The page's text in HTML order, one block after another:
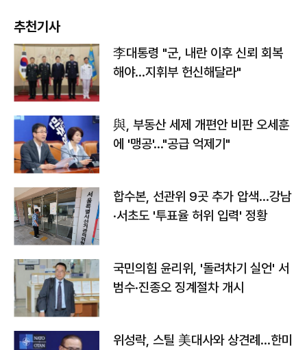
추천기사
李대통령 "군, 내란 이후 신뢰 회복
해야…지휘부 헌신해달라"
與, 부동산 세제 개편안 비판 오세훈
에 '맹공'…"공급 억제기"
합수본, 선관위 9곳 추가 압색…강남
·서초도 '투표율 허위 입력' 정황
국민의힘 윤리위, '돌려차기 실언' 서
범수·진종오 징계절차 개시
위성락, 스틸 美대사와 상견례…한미